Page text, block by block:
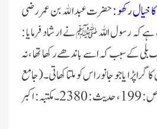
حضرت عبد الله بن عمر رضی
ہے کہ رسول اللہ ﷺ نے ارشاد فرمایا :
کے سبب کہ اسے باندھے رکھا تھا ، نہ
گرا پڑا یا جو جانور اس کو ملتا کھاتی۔(جامع
الاحاديث، باب: ، ج : 4، ص: 199، حدیث : 2380۔مکتبہ: اکبر